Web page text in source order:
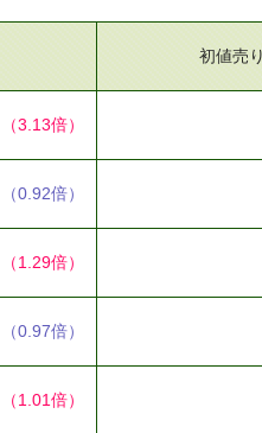
初値売
（3.13倍）
（0.92倍）
（1.29倍）
（0.97倍）
（1.01倍）